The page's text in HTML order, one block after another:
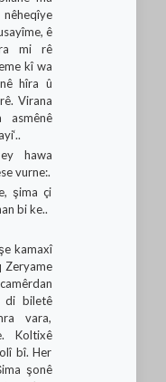
ê
mi rê
kî wa
hîra û
Virana
asmênê
hawa
vurne:.
şima çi
bi ke..
kamaxî
Zeryame
di biletê
vara,
Koltixê
bî. Her
şonê